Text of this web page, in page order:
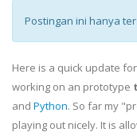
Postingan ini hanya
Here is a quick update
working on an prototype
and Python. So far my
playing out nicely. It is